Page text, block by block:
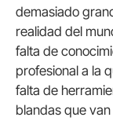
demasiado
realidad del
falta de
profesional a la
falta de
blandas que